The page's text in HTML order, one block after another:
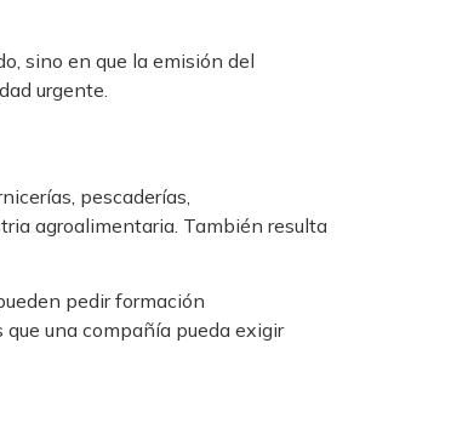
sino en que la emisión del
urgente.
pescaderías,
agroalimentaria. También resulta
pedir formación
una compañía pueda exigir